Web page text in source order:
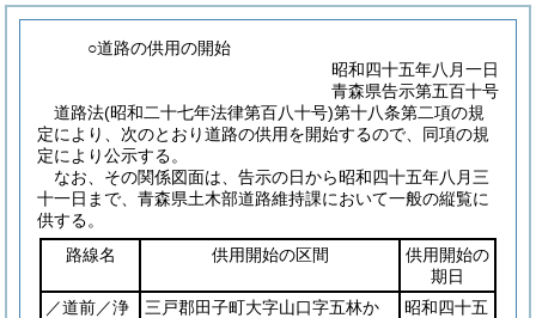
○道路の供用の開始
昭和四十五年八月一日
青森県告示第五百十号
道路法(昭和二十七年法律第百八十号)第十八条第二項の規
定により、次のとおり道路の供用を開始するので、同項の規
定により公示する。
なお、その関係図面は、告示の日から昭和四十五年八月三
十一日まで、青森県土木部道路維持課において一般の縦覧に
供する。
路線名
供用開始の区間
供用開始の
期日
／道前／浄
三戸郡田子町大字山口字五林か
昭和四十五